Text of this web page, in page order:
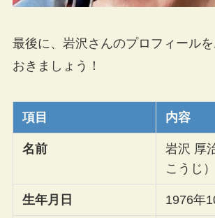
最後に、岩沢さんのプロフィール
おきましょう！
項目 内容
名前
岩沢 厚
こうじ）
生年月日 1976年